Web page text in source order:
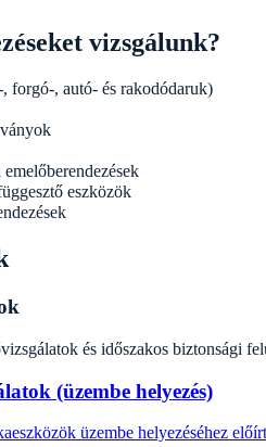
vizsgálunk?
forgó-, autó- és rakodódaruk)
eszközök
és időszakos biztonsági
(üzembe helyezés)
üzembe helyezéséhez